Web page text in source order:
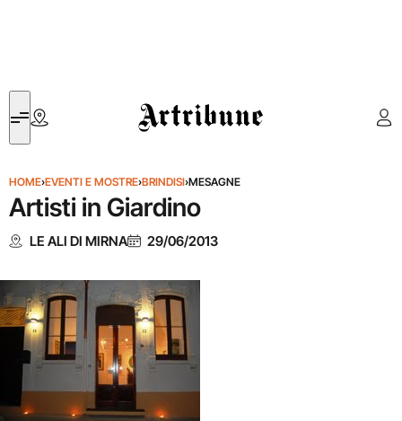
Artribune
HOME›EVENTI E MOSTRE›BRINDISI›MESAGNE
Artisti in Giardino
LE ALI DI MIRNA 29/06/2013